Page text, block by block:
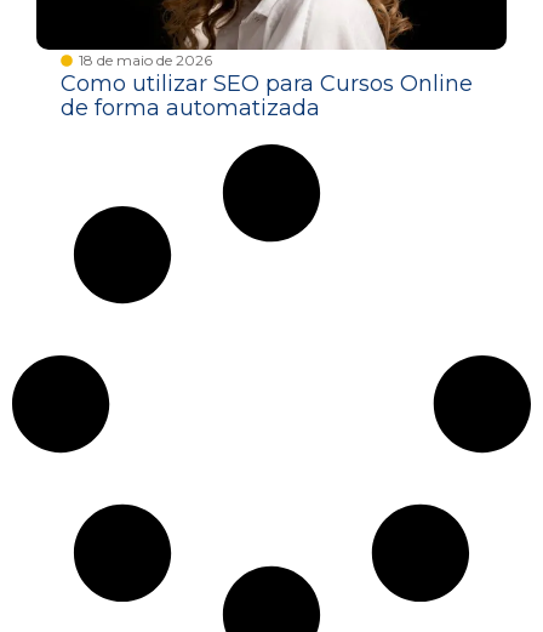
18 de maio de 2026
Como utilizar SEO para Cursos Online
de forma automatizada